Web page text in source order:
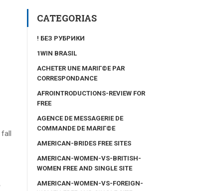
fall
CATEGORIAS
! БЕЗ РУБРИКИ
1WIN BRASIL
ACHETER UNE MARIГ©E PAR
CORRESPONDANCE
AFROINTRODUCTIONS-REVIEW FOR
FREE
AGENCE DE MESSAGERIE DE
COMMANDE DE MARIГ©E
AMERICAN-BRIDES FREE SITES
AMERICAN-WOMEN-VS-BRITISH-
WOMEN FREE AND SINGLE SITE
AMERICAN-WOMEN-VS-FOREIGN-